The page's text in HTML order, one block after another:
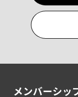
メンバーシッ